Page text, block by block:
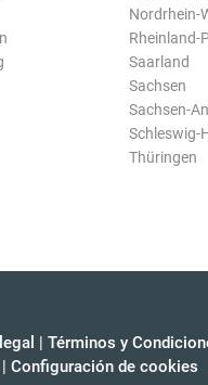
Nordrhein-
Rheinland-
Saarland
Sachsen
Sachsen-
Schleswig-
Thüringen
| Términos y
| Configuración de cookies